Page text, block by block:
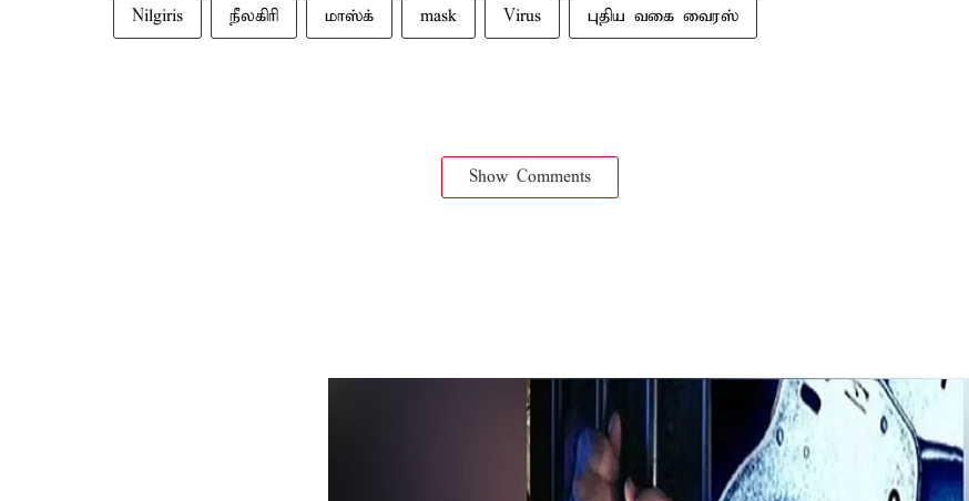
Nilgiris நீலகிரி மாஸ்க் mask Virus புதிய வகை வைரஸ்
Show Comments